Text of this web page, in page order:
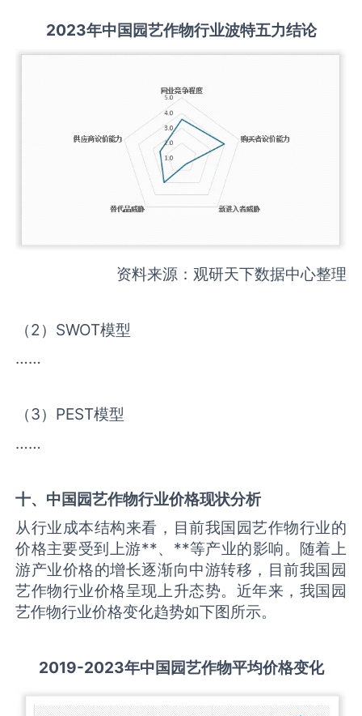
2023年中国园艺作物行业波特五力结论
资料来源：观研天下数据中心整理
（2）SWOT模型
……
（3）PEST模型
……
十、中国园艺作物行业价格现状分析
从行业成本结构来看，目前我国园艺作物行业的
价格主要受到上游**、**等产业的影响。随着上
游产业价格的增长逐渐向中游转移，目前我国园
艺作物行业价格呈现上升态势。近年来，我国园
艺作物行业价格变化趋势如下图所示。
2019-2023年中国园艺作物平均价格变化